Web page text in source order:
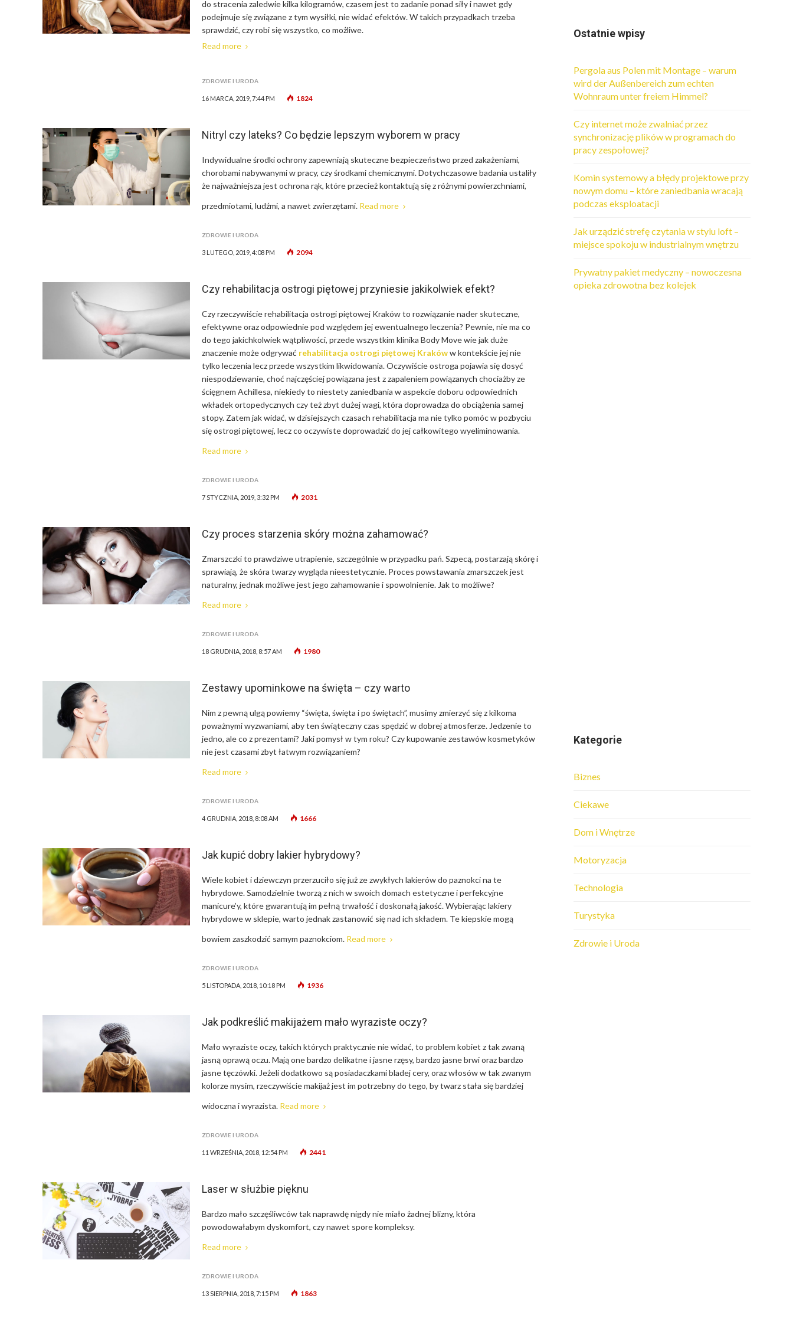
do stracenia zaledwie kilka kilogramów, czasem jest to zadanie ponad siły i nawet gdy
podejmuje się związane z tym wysiłki, nie widać efektów. W takich przypadkach trzeba
sprawdzić, czy robi się wszystko, co możliwe.
Read more
ZDROWIE I URODA
16 MARCA, 2019, 7:44 PM 1824
Nitryl czy lateks? Co będzie lepszym wyborem w pracy
Indywidualne środki ochrony zapewniają skuteczne bezpieczeństwo przed zakażeniami,
chorobami nabywanymi w pracy, czy środkami chemicznymi. Dotychczasowe badania ustaliły
że najważniejsza jest ochrona rąk, które przecież kontaktują się z różnymi powierzchniami,
przedmiotami, ludźmi, a nawet zwierzętami. Read more
ZDROWIE I URODA
3 LUTEGO, 2019, 4:08 PM 2094
Czy rehabilitacja ostrogi piętowej przyniesie jakikolwiek efekt?
Czy rzeczywiście rehabilitacja ostrogi piętowej Kraków to rozwiązanie nader skuteczne,
efektywne oraz odpowiednie pod względem jej ewentualnego leczenia? Pewnie, nie ma co
do tego jakichkolwiek wątpliwości, przede wszystkim klinika Body Move wie jak duże
znaczenie może odgrywać rehabilitacja ostrogi piętowej Krakóww kontekście jej nie
tylko leczenia lecz przede wszystkim likwidowania. Oczywiście ostroga pojawia się dosyć
niespodziewanie, choć najczęściej powiązana jest z zapaleniem powiązanych chociażby ze
ścięgnem Achillesa, niekiedy to niestety zaniedbania w aspekcie doboru odpowiednich
wkładek ortopedycznych czy też zbyt dużej wagi, która doprowadza do obciążenia samej
stopy. Zatem jak widać, w dzisiejszych czasach rehabilitacja ma nie tylko pomóc w pozbyciu
się ostrogi piętowej, lecz co oczywiste doprowadzić do jej całkowitego wyeliminowania.
Read more
ZDROWIE I URODA
7 STYCZNIA, 2019, 3:32 PM 2031
Czy proces starzenia skóry można zahamować?
Zmarszczki to prawdziwe utrapienie, szczególnie w przypadku pań. Szpecą, postarzają skórę i
sprawiają, że skóra twarzy wygląda nieestetycznie. Proces powstawania zmarszczek jest
naturalny, jednak możliwe jest jego zahamowanie i spowolnienie. Jak to możliwe?
Read more
ZDROWIE I URODA
18 GRUDNIA, 2018, 8:57 AM 1980
Zestawy upominkowe na święta – czy warto
Nim z pewną ulgą powiemy “święta, święta i po świętach”, musimy zmierzyć się z kilkoma
poważnymi wyzwaniami, aby ten świąteczny czas spędzić w dobrej atmosferze. Jedzenie to
jedno, ale co z prezentami? Jaki pomysł w tym roku? Czy kupowanie zestawów kosmetyków
nie jest czasami zbyt łatwym rozwiązaniem?
Read more
ZDROWIE I URODA
4 GRUDNIA, 2018, 8:08 AM 1666
Jak kupić dobry lakier hybrydowy?
Wiele kobiet i dziewczyn przerzuciło się już ze zwykłych lakierów do paznokci na te
hybrydowe. Samodzielnie tworzą z nich w swoich domach estetyczne i perfekcyjne
manicure’y, które gwarantują im pełną trwałość i doskonałą jakość. Wybierając lakiery
hybrydowe w sklepie, warto jednak zastanowić się nad ich składem. Te kiepskie mogą
bowiem zaszkodzić samym paznokciom. Read more
ZDROWIE I URODA
5 LISTOPADA, 2018, 10:18 PM 1936
Jak podkreślić makijażem mało wyraziste oczy?
Mało wyraziste oczy, takich których praktycznie nie widać, to problem kobiet z tak zwaną
jasną oprawą oczu. Mają one bardzo delikatne i jasne rzęsy, bardzo jasne brwi oraz bardzo
jasne tęczówki. Jeżeli dodatkowo są posiadaczkami bladej cery, oraz włosów w tak zwanym
kolorze mysim, rzeczywiście makijaż jest im potrzebny do tego, by twarz stała się bardziej
widoczna i wyrazista. Read more
ZDROWIE I URODA
11 WRZEŚNIA, 2018, 12:54 PM 2441
Laser w służbie pięknu
Bardzo mało szczęśliwców tak naprawdę nigdy nie miało żadnej blizny, która
powodowałabym dyskomfort, czy nawet spore kompleksy.
Read more
ZDROWIE I URODA
13 SIERPNIA, 2018, 7:15 PM 1863
Ostatnie wpisy
Pergola aus Polen mit Montage – warum
wird der Außenbereich zum echten
Wohnraum unter freiem Himmel?
Czy internet może zwalniać przez
synchronizację plików w programach do
pracy zespołowej?
Komin systemowy a błędy projektowe przy
nowym domu – które zaniedbania wracają
podczas eksploatacji
Jak urządzić strefę czytania w stylu loft –
miejsce spokoju w industrialnym wnętrzu
Prywatny pakiet medyczny – nowoczesna
opieka zdrowotna bez kolejek
Kategorie
Biznes
Ciekawe
Dom i Wnętrze
Motoryzacja
Technologia
Turystyka
Zdrowie i Uroda